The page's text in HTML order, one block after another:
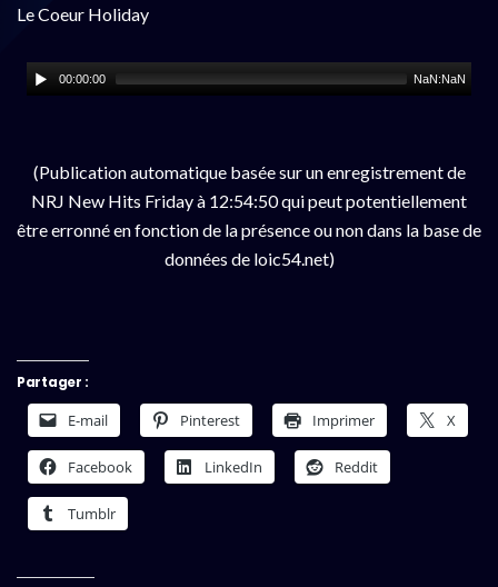
Le Coeur Holiday
00:00:00 NaN:NaN
(Publication automatique basée sur un enregistrement de
NRJ New Hits Friday à 12:54:50 qui peut potentiellement
être erronné en fonction de la présence ou non dans la base de
données de loic54.net)
Partager :
E-mail Pinterest Imprimer X
Facebook LinkedIn Reddit
Tumblr